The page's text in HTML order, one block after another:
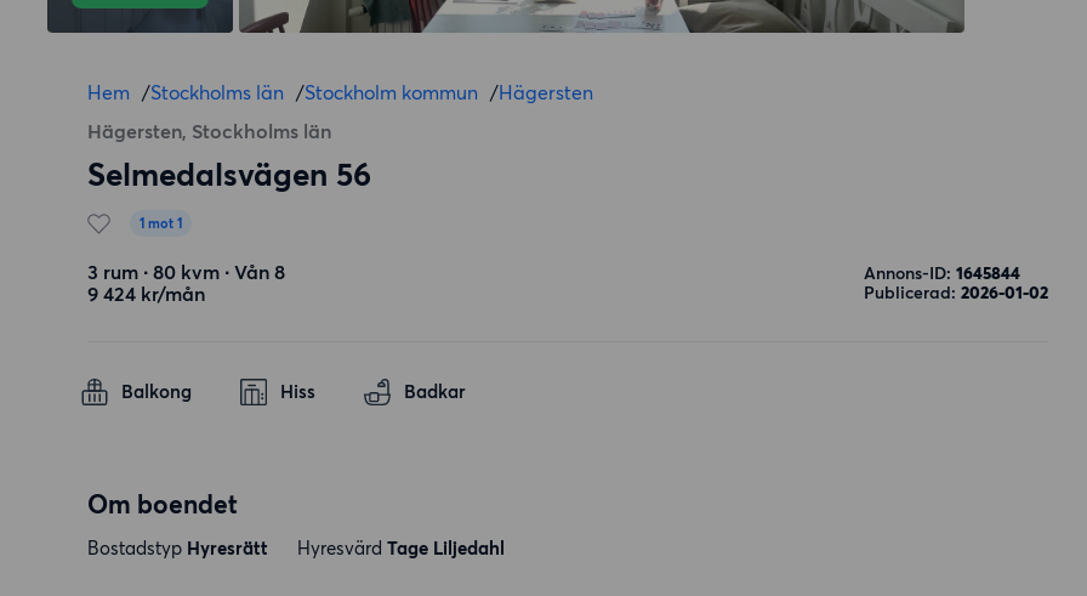
Hem /Stockholms län /Stockholm kommun /Hägersten
Hägersten, Stockholms län
Selmedalsvägen 56
1 mot 1
3 rum ∙ 80 kvm ∙ Vån 8
9 424 kr/mån
Annons-ID: 1645844
Publicerad: 2026-01-02
Balkong Hiss Badkar
Om boendet
Bostadstyp Hyresrätt Hyresvärd Tage Liljedahl